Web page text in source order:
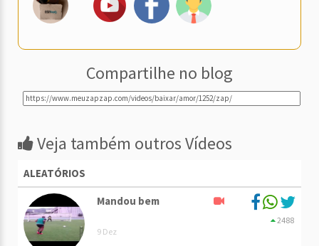
Compartilhe no blog
Veja também outros Vídeos
ALEATÓRIOS
Mandou bem
9 Dez
2488